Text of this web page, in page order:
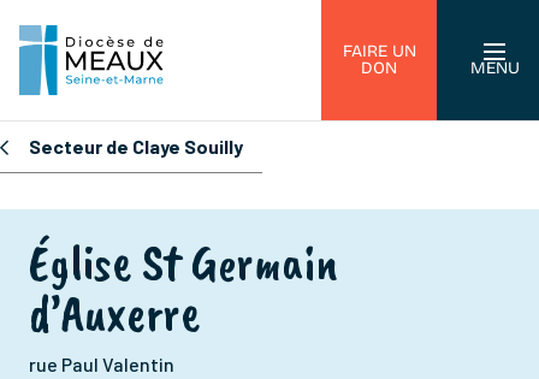
FAIRE UN
DON
MENU
Secteur de Claye Souilly
Église St Germain
d’Auxerre
rue Paul Valentin